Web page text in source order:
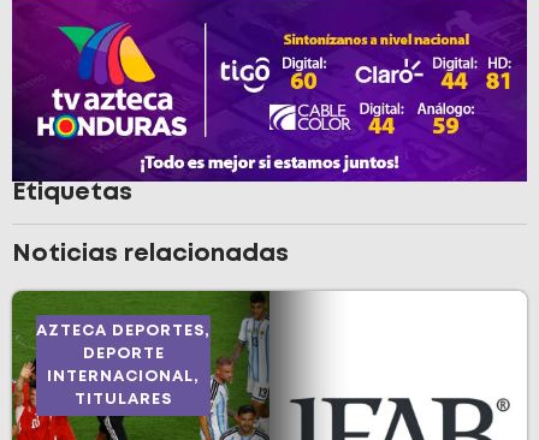
Etiquetas
Noticias relacionadas
AZTECA DEPORTES,
DEPORTE
INTERNACIONAL,
TITULARES